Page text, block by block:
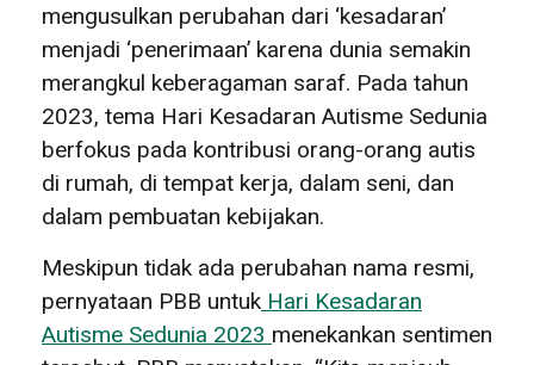
mengusulkan perubahan dari ‘kesadaran’
menjadi ‘penerimaan’ karena dunia semakin
merangkul keberagaman saraf. Pada tahun
2023, tema Hari Kesadaran Autisme Sedunia
berfokus pada kontribusi orang-orang autis
di rumah, di tempat kerja, dalam seni, dan
dalam pembuatan kebijakan.
Meskipun tidak ada perubahan nama resmi,
pernyataan PBB untuk Hari Kesadaran
Autisme Sedunia 2023 menekankan sentimen